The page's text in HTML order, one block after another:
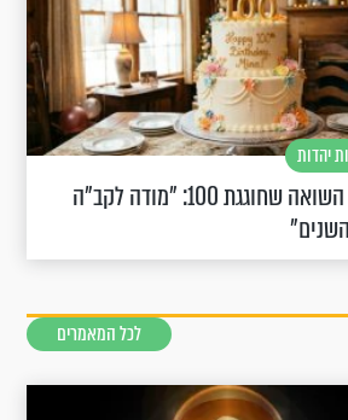
יהדות
שורדת השואה שחוגגת 100: "מודה לקב"ה
לכל המאמרים